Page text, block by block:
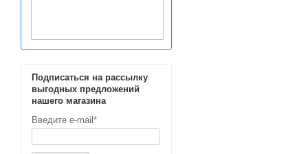
Подписаться на рассылку
выгодных предложений
нашего магазина
Введите e-mail *